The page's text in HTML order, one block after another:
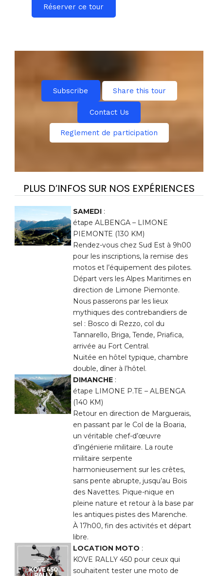
Réserver ce tour
Subscribe Share this tour
Contact Us
Reglement de participation
PLUS D’INFOS SUR NOS EXPÉRIENCES
SAMEDI :
étape ALBENGA – LIMONE
PIEMONTE (130 KM)
Rendez-vous chez Sud Est à 9h00
pour les inscriptions, la remise des
motos et l’équipement des pilotes.
Départ vers les Alpes Maritimes en
direction de Limone Piemonte.
Nous passerons par les lieux
mythiques des contrebandiers de
sel : Bosco di Rezzo, col du
Tannarello, Briga, Tende, Priafica,
arrivée au Fort Central.
Nuitée en hôtel typique, chambre
double, dîner à l’hôtel.
DIMANCHE :
étape LIMONE P.TE – ALBENGA
(140 KM)
Retour en direction de Marguerais,
en passant par le Col de la Boaria,
un véritable chef-d’œuvre
d’ingénierie militaire. La route
militaire serpente
harmonieusement sur les crêtes,
sans pente abrupte, jusqu’au Bois
des Navettes. Pique-nique en
pleine nature et retour à la base par
les antiques pistes des Marenche.
À 17h00, fin des activités et départ
libre.
LOCATION MOTO :
KOVE RALLY 450 pour ceux qui
souhaitent tester une moto de